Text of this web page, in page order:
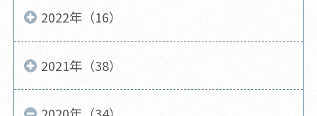
2022年（16）
2021年（38）